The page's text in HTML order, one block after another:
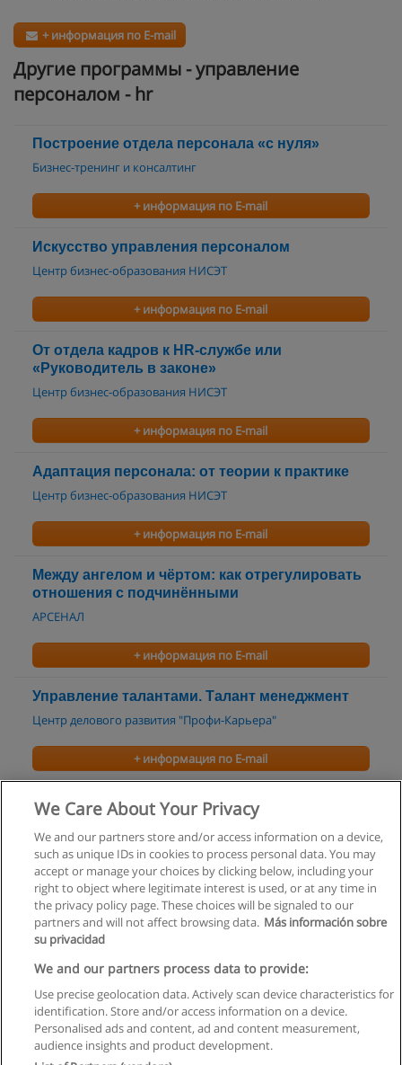
+ информация по E-mail
Другие программы - управление
персоналом - hr
Построение отдела персонала «с нуля»
Бизнес-тренинг и консалтинг
+ информация по E-mail
Искусство управления персоналом
Центр бизнес-образования НИСЭТ
+ информация по E-mail
От отдела кадров к HR-службе или
«Руководитель в законе»
Центр бизнес-образования НИСЭТ
+ информация по E-mail
Адаптация персонала: от теории к практике
Центр бизнес-образования НИСЭТ
+ информация по E-mail
Между ангелом и чёртом: как отрегулировать
отношения с подчинёнными
АРСЕНАЛ
+ информация по E-mail
Управление талантами. Талант менеджмент
Центр делового развития "Профи-Карьера"
+ информация по E-mail
Адаптация и интеграция новых сотрудников
Центр делового развития "Профи-Карьера"
+ информация по E-mail
Правила пользования
Конфиденциальность информации
Напишите Educaedu
We Care About Your Privacy
We and our partners store and/or access information on a device,
such as unique IDs in cookies to process personal data. You may
accept or manage your choices by clicking below, including your
right to object where legitimate interest is used, or at any time in
the privacy policy page. These choices will be signaled to our
partners and will not affect browsing data. Más información sobre
su privacidad
We and our partners process data to provide:
Use precise geolocation data. Actively scan device characteristics for
identification. Store and/or access information on a device.
Personalised ads and content, ad and content measurement,
audience insights and product development.